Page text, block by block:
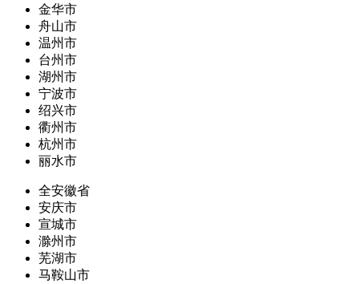
金华市
舟山市
温州市
台州市
湖州市
宁波市
绍兴市
衢州市
杭州市
丽水市
全安徽省
安庆市
宣城市
滁州市
芜湖市
马鞍山市